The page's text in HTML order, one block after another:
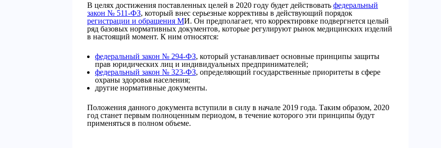
В целях достижения поставленных целей в 2020 году будет действовать федеральный
закон № 511-ФЗ, который внес серьезные коррективы в действующий порядок
регистрации и обращения МИ. Он предполагает, что корректировке подвергнется целый
ряд базовых нормативных документов, которые регулируют рынок медицинских изделий
в настоящий момент. К ним относятся:
федеральный закон № 294-ФЗ, который устанавливает основные принципы защиты
прав юридических лиц и индивидуальных предпринимателей;
федеральный закон № 323-ФЗ, определяющий государственные приоритеты в сфере
охраны здоровья населения;
другие нормативные документы.
Положения данного документа вступили в силу в начале 2019 года. Таким образом, 2020
год станет первым полноценным периодом, в течение которого эти принципы будут
применяться в полном объеме.